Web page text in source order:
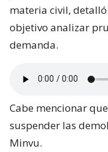
materia civil,
objetivo analizar
demanda.
Cabe mencionar
suspender las
Minvu.